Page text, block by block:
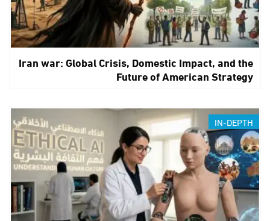
Iran war: Global Crisis, Domestic Impact, and the
Future of American Strategy
IN-DEPTH